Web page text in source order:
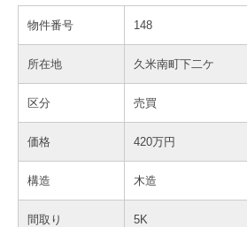
物件番号 148
所在地 久米南町下二ケ
区分 売買
価格 420万円
構造 木造
間取り 5K